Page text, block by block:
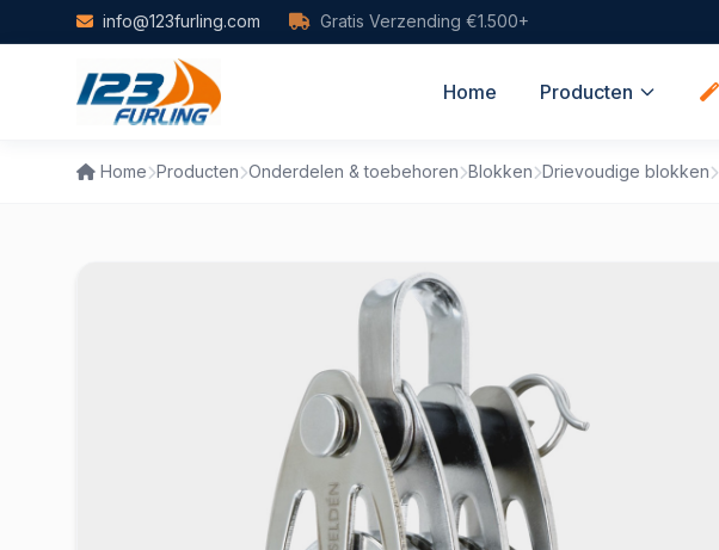
Skip to main content
info@123furling.com Gratis Verzending €1.500+
Home Producten
Home Producten Onderdelen & toebehoren Blokken Drievoudige blokken